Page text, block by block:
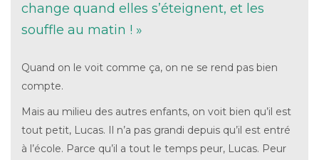
change quand elles s’éteignent, et les
souffle au matin ! »
Quand on le voit comme ça, on ne se rend pas bien
compte.
Mais au milieu des autres enfants, on voit bien qu’il est
tout petit, Lucas. Il n’a pas grandi depuis qu’il est entré
à l’école. Parce qu’il a tout le temps peur, Lucas. Peur